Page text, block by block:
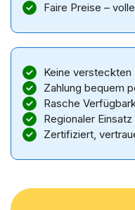
Faire Preise –
Keine versteckten
Zahlung bequem
Rasche
Regionaler
Zertifiziert,